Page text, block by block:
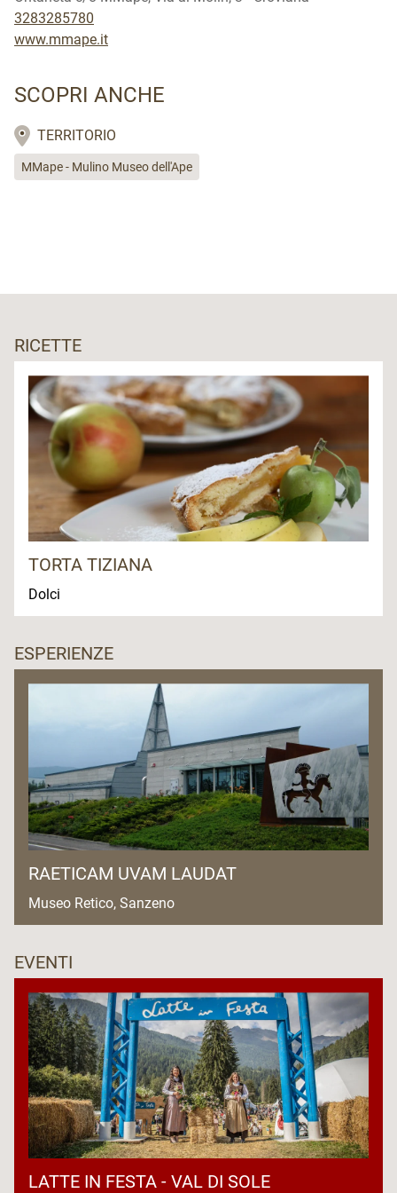
3283285780
www.mmape.it
SCOPRI ANCHE
TERRITORIO
MMape - Mulino Museo dell'Ape
RICETTE
TORTA TIZIANA
Dolci
ESPERIENZE
RAETICAM UVAM LAUDAT
Museo Retico, Sanzeno
EVENTI
LATTE IN FESTA - VAL DI SOLE